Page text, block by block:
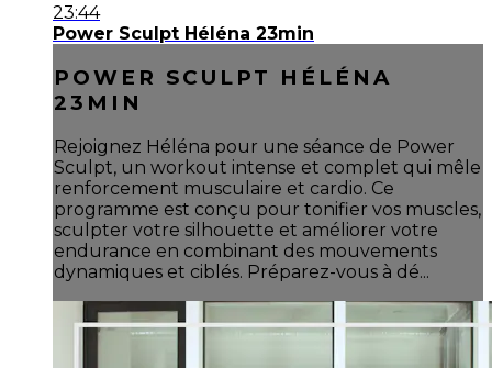
23:44
Power Sculpt Héléna 23min
POWER SCULPT HÉLÉNA
23MIN
Rejoignez Héléna pour une séance de Power
Sculpt, un workout intense et complet qui mêle
renforcement musculaire et cardio. Ce
programme est conçu pour tonifier vos muscles,
sculpter votre silhouette et améliorer votre
endurance en combinant des mouvements
dynamiques et ciblés. Préparez-vous à dé...